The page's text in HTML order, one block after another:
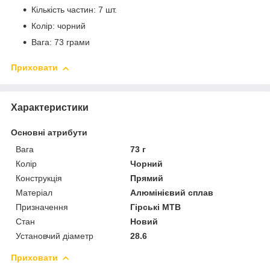
Кількість частин: 7 шт.
Колір: чорний
Вага: 73 грами
Приховати
Характеристики
Основні атрибути
Вага
73 г
Колір
Чорний
Конструкція
Прямий
Матеріал
Алюмінієвий сплав
Призначення
Гірські MTB
Стан
Новий
Установчий діаметр
28.6
Приховати